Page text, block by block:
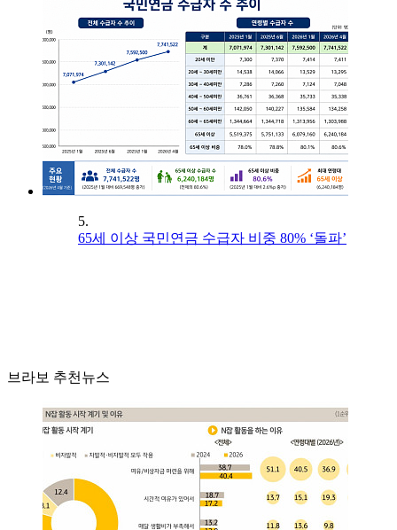
5.
65세 이상 국민연금 수급자 비중 80% ‘돌파’
브라보 추천뉴스